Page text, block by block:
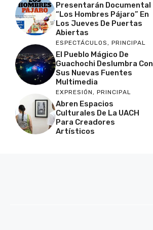
Presentarán Documental
“Los Hombres Pájaro” En
Los Jueves De Puertas
Abiertas
ESPECTÁCULOS, PRINCIPAL
El Pueblo Mágico De
Guachochi Deslumbra Con
Sus Nuevas Fuentes
Multimedia
EXPRESIÓN, PRINCIPAL
Abren Espacios
Culturales De La UACH
Para Creadores
Artísticos